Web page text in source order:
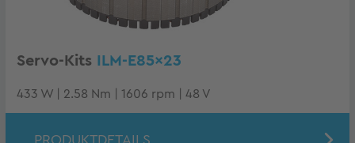
Servo-Kits ILM-E85x23
433 W | 2.58 Nm | 1606 rpm | 48 V
PRODUKTDETAILS